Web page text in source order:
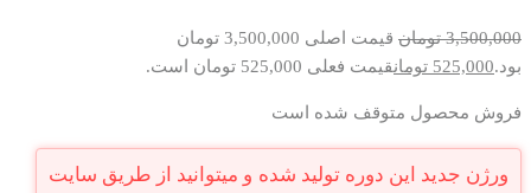
3,500,000 تومان
قیمت اصلی 3,500,000 تومان
بود.525,000 تومانقیمت فعلی 525,000 تومان است.
فروش محصول متوقف شده است